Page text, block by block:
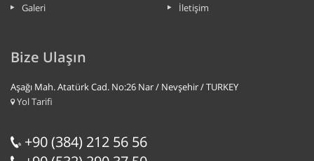
Galeri
İletişim
Bize Ulaşın
Aşağı Mah. Atatürk Cad. No:26 Nar / Nevşehir / TURKEY
Yol Tarifi
+90 (384) 212 56 56